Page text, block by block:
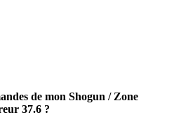
de mon Shogun / Zone
37.6 ?